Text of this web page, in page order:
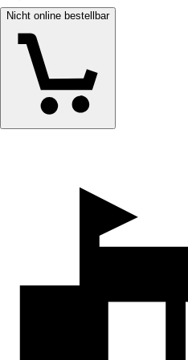
Nicht online bestellbar